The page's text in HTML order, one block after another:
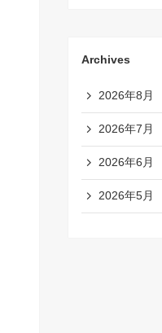
Archives
2026年8月
2026年7月
2026年6月
2026年5月